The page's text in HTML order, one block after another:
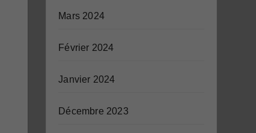
Mars 2024
Février 2024
Janvier 2024
Décembre 2023